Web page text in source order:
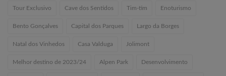
Tour Exclusivo Cave dos Sentidos Tim-tim Enoturismo
Bento Gonçalves Capital dos Parques Largo da Borges
Natal dos Vinhedos Casa Valduga Jolimont
Melhor destino de 2023/24 Alpen Park Desenvolvimento